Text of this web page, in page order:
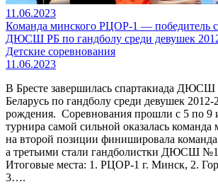
11.06.2023
Команда минского РЦОР-1 — победитель
ДЮСШ РБ по гандболу среди девушек
Детские соревнования
11.06.2023
В Бресте завершилась спартакиада ДЮСШ
Беларусь по гандболу среди девушек 2012-
рождения. Соревнования прошли с 5 по 9
турнира самой сильной оказалась
на второй позиции финишировала
а третьими стали гандболистки ДЮСШ №1
Итоговые места: 1. РЦОР-1 г. Минск, 2.
3….